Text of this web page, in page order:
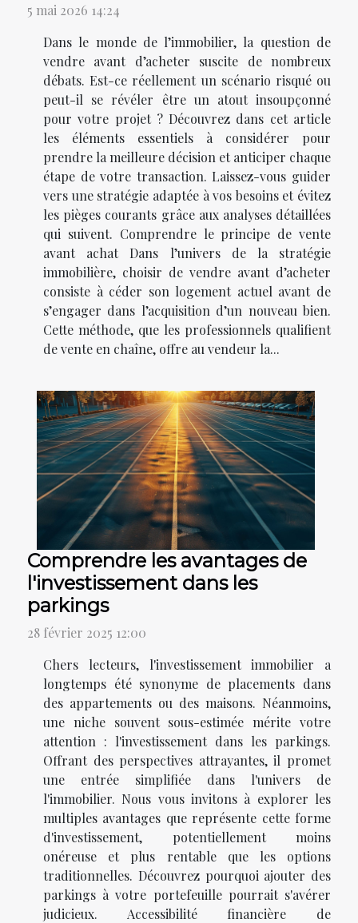
5 mai 2026 14:24
Dans le monde de l’immobilier, la question de
vendre avant d’acheter suscite de nombreux
débats. Est-ce réellement un scénario risqué ou
peut-il se révéler être un atout insoupçonné
pour votre projet ? Découvrez dans cet article
les éléments essentiels à considérer pour
prendre la meilleure décision et anticiper chaque
étape de votre transaction. Laissez-vous guider
vers une stratégie adaptée à vos besoins et évitez
les pièges courants grâce aux analyses détaillées
qui suivent. Comprendre le principe de vente
avant achat Dans l’univers de la stratégie
immobilière, choisir de vendre avant d’acheter
consiste à céder son logement actuel avant de
s’engager dans l’acquisition d’un nouveau bien.
Cette méthode, que les professionnels qualifient
de vente en chaîne, offre au vendeur la...
Comprendre les avantages de
l'investissement dans les
parkings
28 février 2025 12:00
Chers lecteurs, l'investissement immobilier a
longtemps été synonyme de placements dans
des appartements ou des maisons. Néanmoins,
une niche souvent sous-estimée mérite votre
attention : l'investissement dans les parkings.
Offrant des perspectives attrayantes, il promet
une entrée simplifiée dans l'univers de
l'immobilier. Nous vous invitons à explorer les
multiples avantages que représente cette forme
d'investissement, potentiellement moins
onéreuse et plus rentable que les options
traditionnelles. Découvrez pourquoi ajouter des
parkings à votre portefeuille pourrait s'avérer
judicieux. Accessibilité financière de